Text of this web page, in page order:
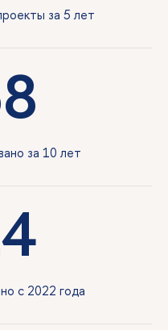
за 5 лет
за 10 лет
с 2022 года